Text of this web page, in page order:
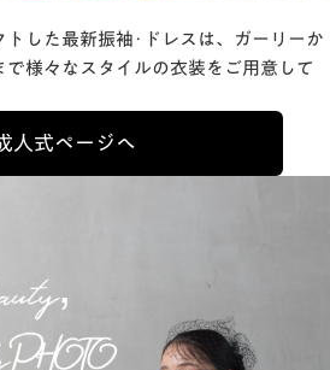
した最新振袖･ドレスは、ガーリーか
で様々なスタイルの衣装をご用意して
人式ページへ